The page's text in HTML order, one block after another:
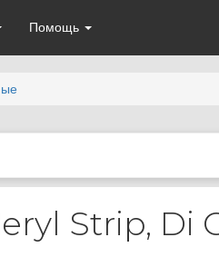
Помощь
Strip, Di